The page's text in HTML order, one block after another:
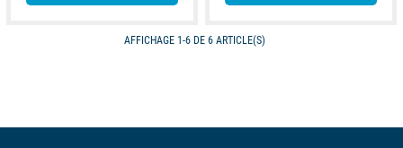
AFFICHAGE 1-6 DE 6 ARTICLE(S)